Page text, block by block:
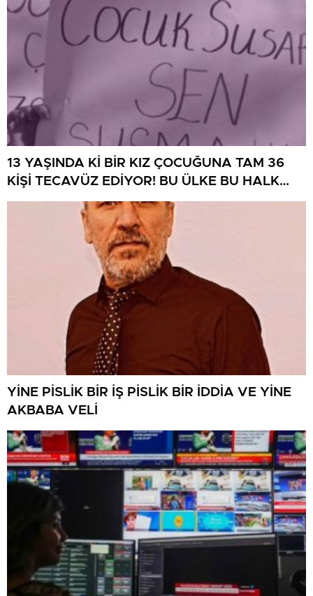
13 YAŞINDA Kİ BİR KIZ ÇOCUĞUNA TAM 36
KİŞİ TECAVÜZ EDİYOR! BU ÜLKE BU HALK
NEREYE SAVRULDU NASIL SAVRULDU!
YİNE PİSLİK BİR İŞ PİSLİK BİR İDDİA VE YİNE
AKBABA VELİ